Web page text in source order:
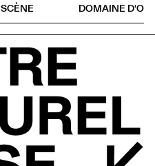
DOMAINE D'O
SCÈNE